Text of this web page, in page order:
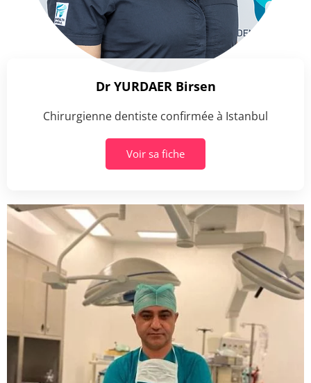
Dr YURDAER Birsen
Chirurgienne dentiste confirmée à Istanbul
Voir sa fiche